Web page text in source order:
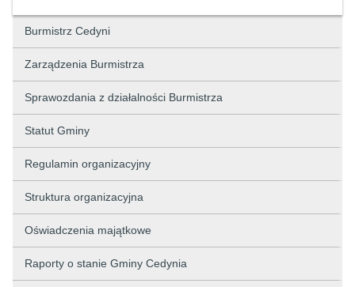
Burmistrz Cedyni
Zarządzenia Burmistrza
Sprawozdania z działalności Burmistrza
Statut Gminy
Regulamin organizacyjny
Struktura organizacyjna
Oświadczenia majątkowe
Raporty o stanie Gminy Cedynia